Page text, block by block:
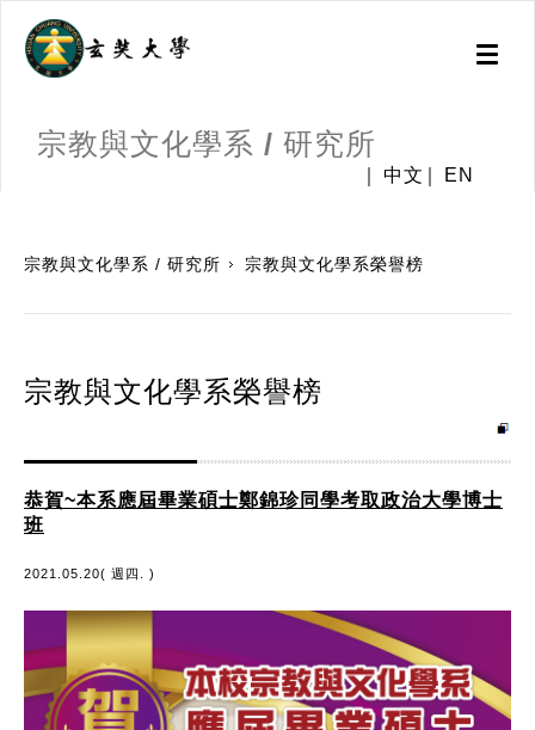
Toggle
宗教與文化學系 / 研究所
中文 EN
宗教與文化學系 / 研究所 宗教與文化學系榮譽榜
宗教與文化學系榮譽榜
恭賀~本系應屆畢業碩士鄭錦珍同學考取政治大學博士
班
2021.05.20( 週四. )